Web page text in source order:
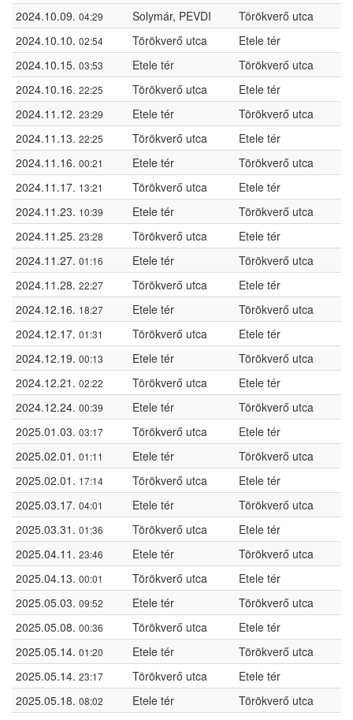
2024.10.09. 04:29 Solymár, PEVDI
Törökverő utca
2024.10.10. 02:54 Törökverő utca
Etele tér
2024.10.15. 03:53 Etele tér
Törökverő utca
2024.10.16. 22:25 Törökverő utca
Etele tér
2024.11.12. 23:29 Etele tér
Törökverő utca
2024.11.13. 22:25 Törökverő utca
Etele tér
2024.11.16. 00:21 Etele tér
Törökverő utca
2024.11.17. 13:21 Törökverő utca
Etele tér
2024.11.23. 10:39 Etele tér
Törökverő utca
2024.11.25. 23:28 Törökverő utca
Etele tér
2024.11.27. 01:16 Etele tér
Törökverő utca
2024.11.28. 22:27 Törökverő utca
Etele tér
2024.12.16. 18:27 Etele tér
Törökverő utca
2024.12.17. 01:31 Törökverő utca
Etele tér
2024.12.19. 00:13 Etele tér
Törökverő utca
2024.12.21. 02:22 Törökverő utca
Etele tér
2024.12.24. 00:39 Etele tér
Törökverő utca
2025.01.03. 03:17 Törökverő utca
Etele tér
2025.02.01. 01:11 Etele tér
Törökverő utca
2025.02.01. 17:14 Törökverő utca
Etele tér
2025.03.17. 04:01 Etele tér
Törökverő utca
2025.03.31. 01:36 Törökverő utca
Etele tér
2025.04.11. 23:46 Etele tér
Törökverő utca
2025.04.13. 00:01 Törökverő utca
Etele tér
2025.05.03. 09:52 Etele tér
Törökverő utca
2025.05.08. 00:36 Törökverő utca
Etele tér
2025.05.14. 01:20 Etele tér
Törökverő utca
2025.05.14. 23:17 Törökverő utca
Etele tér
2025.05.18. 08:02 Etele tér
Törökverő utca